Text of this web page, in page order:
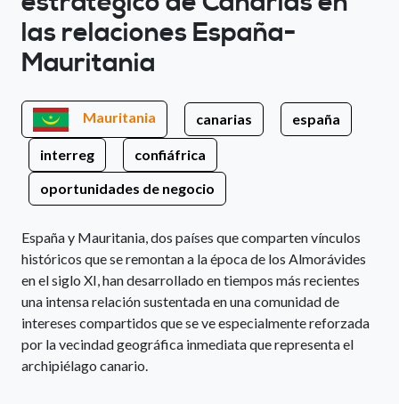
las relaciones España-
Mauritania
Mauritania canarias españa
interreg
confiáfrica
oportunidades de negocio
España y Mauritania, dos países que comparten vínculos
históricos que se remontan a la época de los Almorávides
en el siglo XI, han desarrollado en tiempos más recientes
una intensa relación sustentada en una comunidad de
intereses compartidos que se ve especialmente reforzada
por la vecindad geográfica inmediata que representa el
archipiélago canario.